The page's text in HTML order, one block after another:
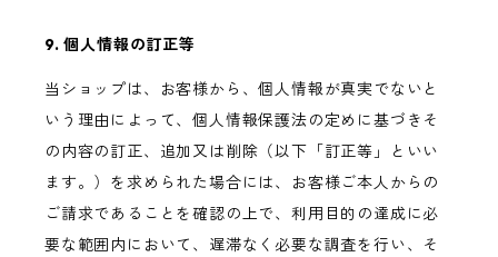
9. 個人情報の訂正等
当ショップは、お客様から、個人情報が真実でないと
いう理由によって、個人情報保護法の定めに基づきそ
の内容の訂正、追加又は削除（以下「訂正等」といい
ます。）を求められた場合には、お客様ご本人からの
ご請求であることを確認の上で、利用目的の達成に必
要な範囲内において、遅滞なく必要な調査を行い、そ